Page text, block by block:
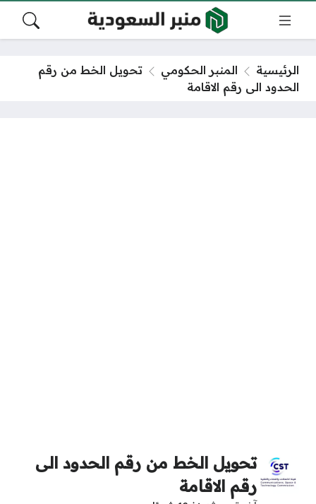
الرئيسية المنبر الحكومي
تحويل الخط من رقم
الحدود الى رقم الاقامة
تحويل الخط من رقم الحدود الى
رقم الاقامة